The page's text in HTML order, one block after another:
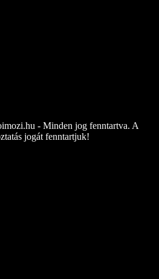
- Minden jog fenntartva. A
jogát fenntartjuk!